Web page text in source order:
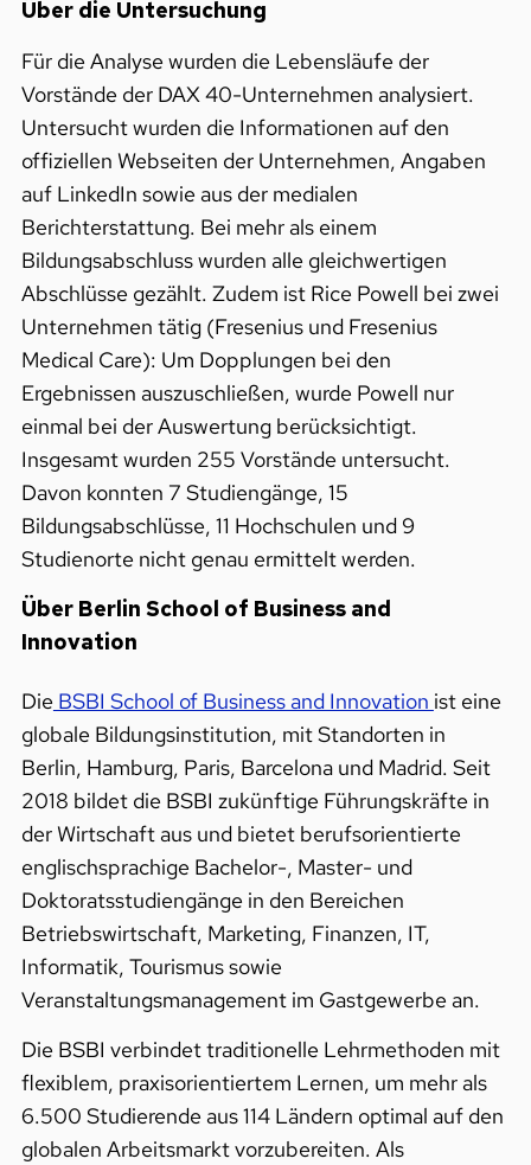
Über die Untersuchung
Für die Analyse wurden die Lebensläufe der
Vorstände der DAX 40-Unternehmen analysiert.
Untersucht wurden die Informationen auf den
offiziellen Webseiten der Unternehmen, Angaben
auf LinkedIn sowie aus der medialen
Berichterstattung. Bei mehr als einem
Bildungsabschluss wurden alle gleichwertigen
Abschlüsse gezählt. Zudem ist Rice Powell bei zwei
Unternehmen tätig (Fresenius und Fresenius
Medical Care): Um Dopplungen bei den
Ergebnissen auszuschließen, wurde Powell nur
einmal bei der Auswertung berücksichtigt.
Insgesamt wurden 255 Vorstände untersucht.
Davon konnten 7 Studiengänge, 15
Bildungsabschlüsse, 11 Hochschulen und 9
Studienorte nicht genau ermittelt werden.
Über Berlin School of Business and
Innovation
DieBSBI School of Business and Innovation ist eine
globale Bildungsinstitution, mit Standorten in
Berlin, Hamburg, Paris, Barcelona und Madrid. Seit
2018 bildet die BSBI zukünftige Führungskräfte in
der Wirtschaft aus und bietet berufsorientierte
englischsprachige Bachelor-, Master- und
Doktoratsstudiengänge in den Bereichen
Betriebswirtschaft, Marketing, Finanzen, IT,
Informatik, Tourismus sowie
Veranstaltungsmanagement im Gastgewerbe an.
Die BSBI verbindet traditionelle Lehrmethoden mit
flexiblem, praxisorientiertem Lernen, um mehr als
6.500 Studierende aus 114 Ländern optimal auf den
globalen Arbeitsmarkt vorzubereiten. Als